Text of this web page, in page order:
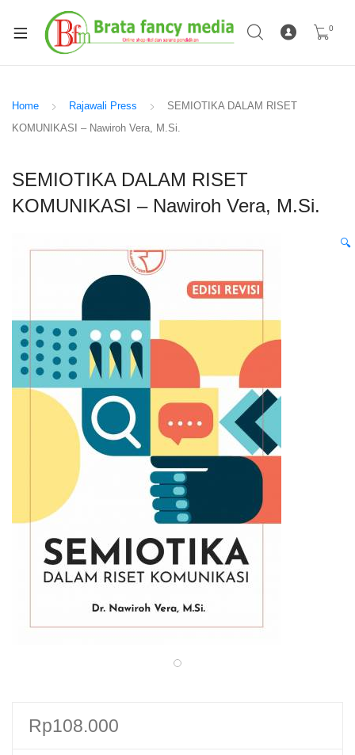
0
Home Rajawali Press
SEMIOTIKA DALAM RISET
KOMUNIKASI – Nawiroh Vera, M.Si.
SEMIOTIKA DALAM RISET
KOMUNIKASI – Nawiroh Vera, M.Si.
🔍
Rp108.000